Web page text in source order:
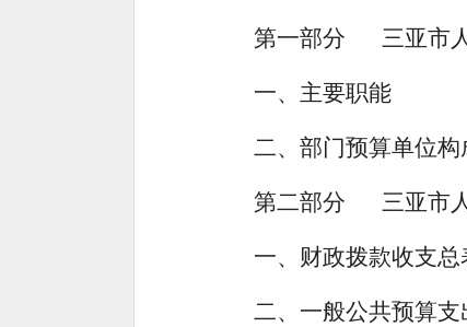
第一部分 三亚市
一、 主要职能
二、 部门预算单位构
第二部分 三亚市
一、 财政拨款收支总
二、 一般公共预算支